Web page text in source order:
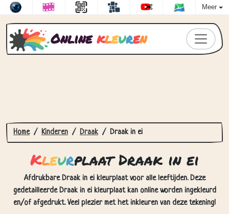
Meer
Online kleuren
Home Kinderen Draak Draak in ei
Kleurplaat Draak in ei
Afdrukbare Draak in ei kleurplaat voor alle leeftijden. Deze
gedetailleerde Draak in ei kleurplaat kan online worden ingekleurd
en/of afgedrukt. Veel plezier met het inkleuren van deze tekening!